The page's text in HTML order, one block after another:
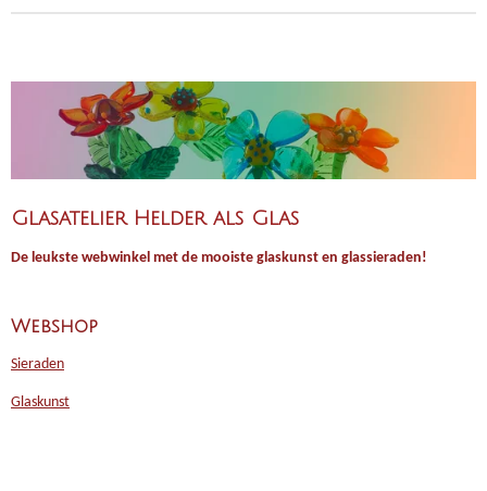
Glasatelier Helder als Glas
De leukste webwinkel met de mooiste glaskunst en glassieraden!
Webshop
Sieraden
Glaskunst